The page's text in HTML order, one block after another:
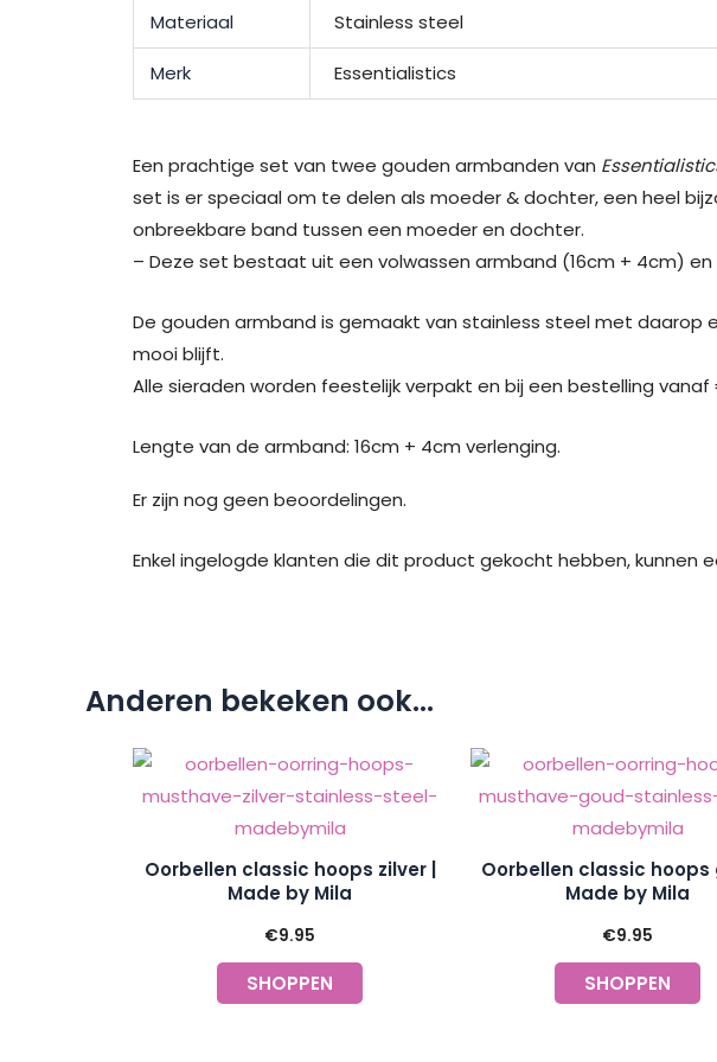
Materiaal Stainless steel
Merk Essentialistics
Een prachtige set van twee gouden armbanden van
set is er speciaal om te delen als moeder & dochter, een heel
onbreekbare band tussen een moeder en dochter.
– Deze set bestaat uit een volwassen armband (16cm + 4cm)
De gouden armband is gemaakt van stainless steel met daarop
mooi blijft.
Alle sieraden worden feestelijk verpakt en bij een bestelling
Lengte van de armband: 16cm + 4cm verlenging.
Er zijn nog geen beoordelingen.
Enkel ingelogde klanten die dit product gekocht hebben, kunnen
Anderen bekeken ook...
Oorbellen classic hoops zilver |
Made by Mila
€9.95
SHOPPEN
Oorbellen classic hoops
Made by Mila
€9.95
SHOPPEN